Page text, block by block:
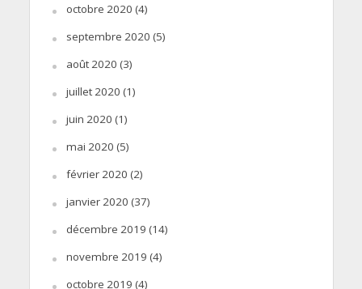
octobre 2020 (4)
septembre 2020 (5)
août 2020 (3)
juillet 2020 (1)
juin 2020 (1)
mai 2020 (5)
février 2020 (2)
janvier 2020 (37)
décembre 2019 (14)
novembre 2019 (4)
octobre 2019 (4)